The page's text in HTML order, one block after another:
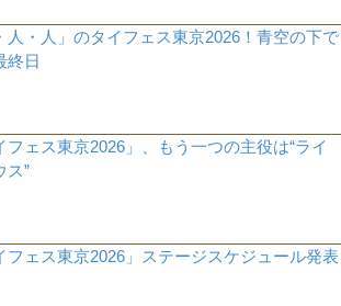
人・人」のタイフェス東京2026！青空の下で
終日
フェス東京2026」、もう一つの主役は“ライ
ス”
フェス東京2026」ステージスケジュール発表